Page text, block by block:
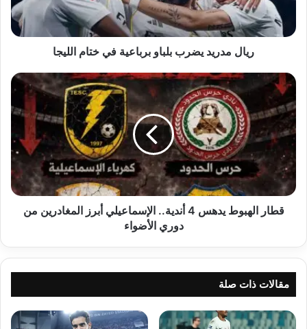
الليجا
ريال مدريد يضرب بلباو برباعية في ختام الليجا
قطار
الهبوط
يدهس
4
أندية..
الإسماعيلي
أبرز
المغادرين
من
دوري
قطار الهبوط يدهس 4 أندية.. الإسماعيلي أبرز المغادرين من
دوري الأضواء
مقالات ذات صلة